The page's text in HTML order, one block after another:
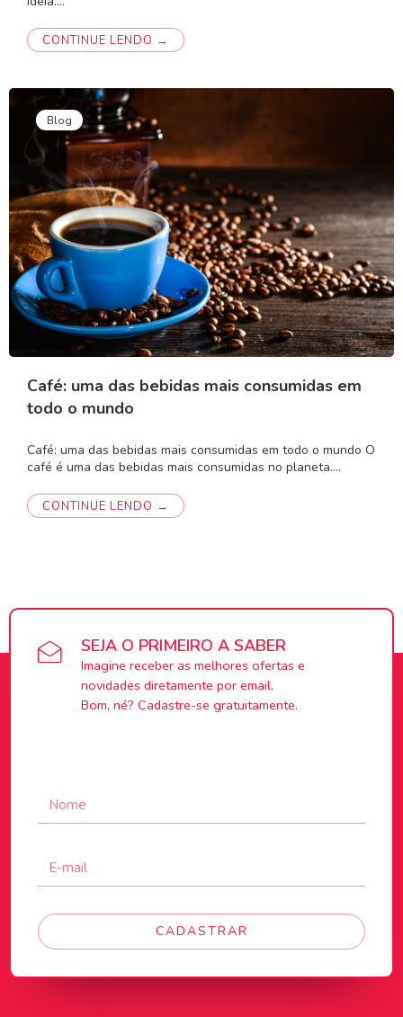
CONTINUE LENDO →
Blog
Café: uma das bebidas mais consumidas em
todo o mundo
Café: uma das bebidas mais consumidas em todo o mundo O
café é uma das bebidas mais consumidas no planeta.…
CONTINUE LENDO →
SEJA O PRIMEIRO A SABER
Imagine receber as melhores ofertas e
novidades diretamente por email.
Bom, né? Cadastre-se gratuitamente.
CADASTRAR